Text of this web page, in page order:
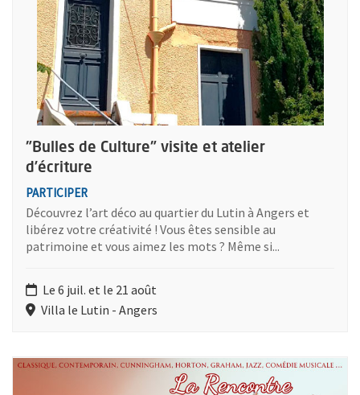
"Bulles de Culture" visite et atelier
d’écriture
PARTICIPER
Découvrez l’art déco au quartier du Lutin à Angers et
libérez votre créativité ! Vous êtes sensible au
patrimoine et vous aimez les mots ? Même si...
Le 6 juil. et le 21 août
Villa le Lutin - Angers
Plus d'information sur l'évènement : La Rencontre en scène